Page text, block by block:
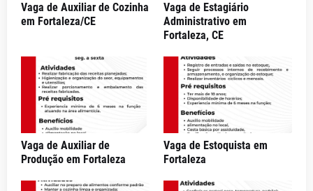
Vaga de Auxiliar de Cozinha
em Fortaleza/CE
Vaga de Estagiário
Administrativo em
Fortaleza, CE
Vaga de Auxiliar de
Produção em Fortaleza
Vaga de Estoquista em
Fortaleza